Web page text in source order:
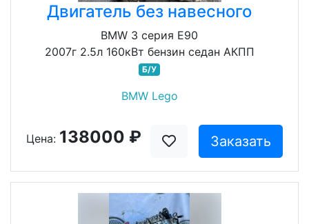
Двигатель без навесного
BMW 3 серия E90
2007г 2.5л 160кВт бензин седан АКПП
Б/У
BMW Lego
Цена: 138000 ₽ Заказать